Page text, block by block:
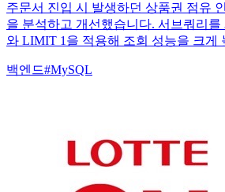
주문서 진입 시 발생하던 상품권 점유
을 분석하고 개선했습니다. 서브쿼리
와 LIMIT 1을 적용해 조회 성능을 크게
백엔드#MySQL